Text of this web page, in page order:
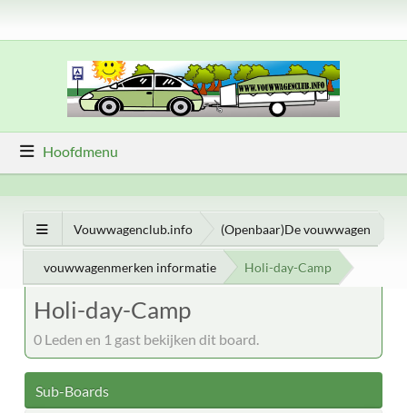
Hoofdmenu
Vouwwagenclub.info (Openbaar)De vouwwagen
vouwwagenmerken informatie Holi-day-Camp
Holi-day-Camp
0 Leden en 1 gast bekijken dit board.
Sub-Boards